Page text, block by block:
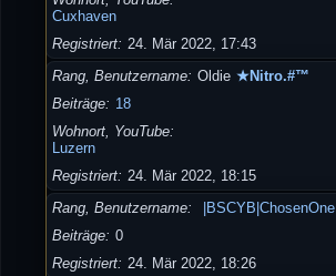
Cuxhaven
Registriert 24. Mär 2022, 17:43
Rang, Benutzername Oldie ★Nitro.#™
Beiträge
18
Wohnort, YouTube
Luzern
Registriert 24. Mär 2022, 18:15
Rang, Benutzername
|BSCYB|ChosenOne
Beiträge 0
Registriert 24. Mär 2022, 18:26